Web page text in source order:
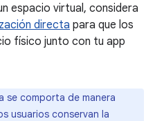
espacio virtual, considera
directa para que los
físico junto con tu app
se comporta de manera
usuarios conservan la